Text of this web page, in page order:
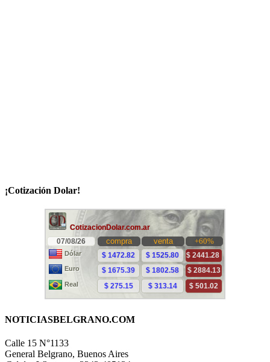
¡Cotización Dolar!
NOTICIASBELGRANO.COM
Calle 15 N°1133
General Belgrano, Buenos Aires